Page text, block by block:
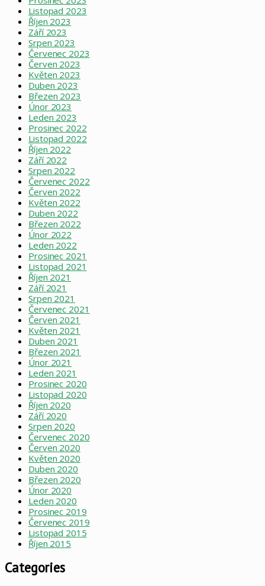
Listopad 2023
Říjen 2023
Září 2023
Srpen 2023
Červenec 2023
Červen 2023
Květen 2023
Duben 2023
Březen 2023
Únor 2023
Leden 2023
Prosinec 2022
Listopad 2022
Říjen 2022
Září 2022
Srpen 2022
Červenec 2022
Červen 2022
Květen 2022
Duben 2022
Březen 2022
Únor 2022
Leden 2022
Prosinec 2021
Listopad 2021
Říjen 2021
Září 2021
Srpen 2021
Červenec 2021
Červen 2021
Květen 2021
Duben 2021
Březen 2021
Únor 2021
Leden 2021
Prosinec 2020
Listopad 2020
Říjen 2020
Září 2020
Srpen 2020
Červenec 2020
Červen 2020
Květen 2020
Duben 2020
Březen 2020
Únor 2020
Leden 2020
Prosinec 2019
Červenec 2019
Listopad 2015
Říjen 2015
Categories